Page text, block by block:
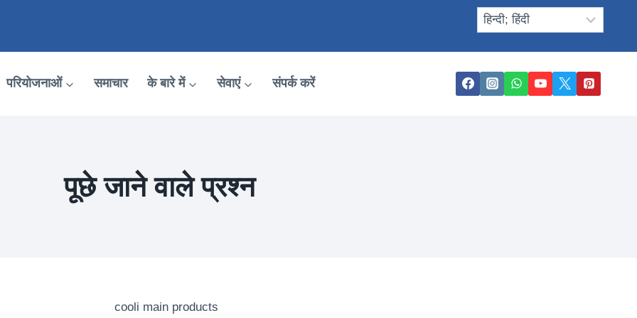
परियोजनाओं समाचार के बारे में सेवाएं संपर्क करें
पूछे जाने वाले प्रश्न